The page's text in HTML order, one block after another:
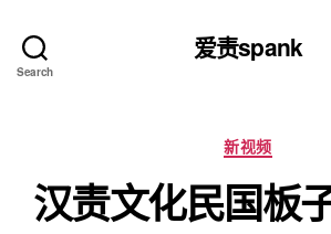
Search
爱责spank
分
类
新视频
汉责文化民国板